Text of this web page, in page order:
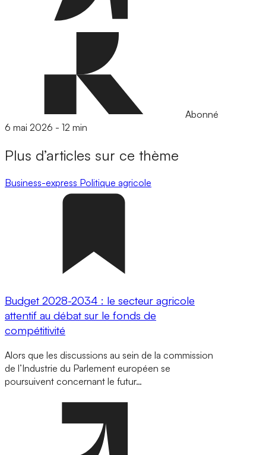
Abonné
6 mai 2026 - 12 min
Plus d’articles sur ce thème
Business-express Politique agricole
Budget 2028-2034 : le secteur agricole
attentif au débat sur le fonds de
compétitivité
Alors que les discussions au sein de la commission
de l’Industrie du Parlement européen se
poursuivent concernant le futur…